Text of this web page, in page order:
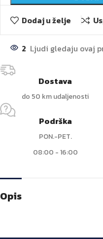
Dodaj u želje
2 Ljudi gledaju ovaj
Dostava
do 50 km udaljenosti
Podrška
PON.-PET.
08:00 - 16:00
Opis